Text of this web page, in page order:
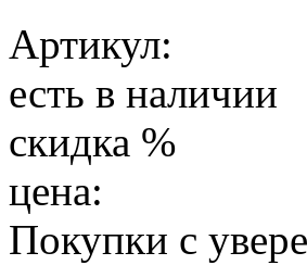
Артикул:
есть в наличии
скидка %
цена:
Покупки с